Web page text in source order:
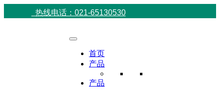
热线电话：021-65130530
首页
产品
产品